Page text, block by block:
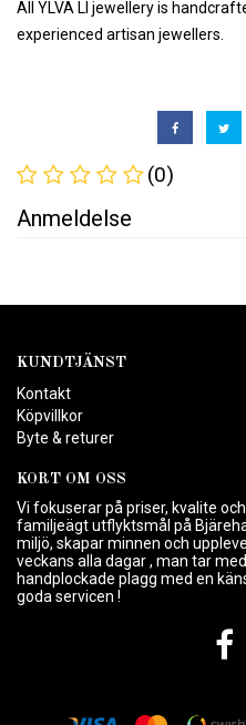
All YLVA LI jewellery is
experienced artisan jewellers.
(0)
Anmeldelse
KUNDTJÄNST
Kontakt
Köpvillkor
Byte & returer
KORT OM OSS
Vi fokuserar på priser, kvalite
familjeägt utflyktsmål på
miljö, skapar minnen och
veckans alla dagar , man tar
handplockade plagg med en
goda servicen !